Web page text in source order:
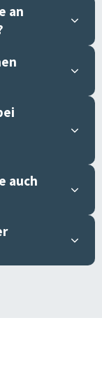
an
auch